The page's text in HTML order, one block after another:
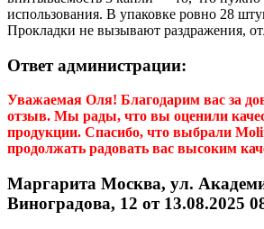
использования. В упаковке ровно 28
Прокладки не вызывают раздражения,
Ответ администрации:
Уважаемая Оля! Благодарим вас за
отзыв. Мы рады, что вы оценили
продукции. Спасибо, что выбрали
продолжать радовать вас высоким
Маргарита Москва, ул.
Виноградова, 12 от 13.08.2025